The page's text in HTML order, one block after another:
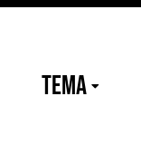
Pesquisar
TEMA